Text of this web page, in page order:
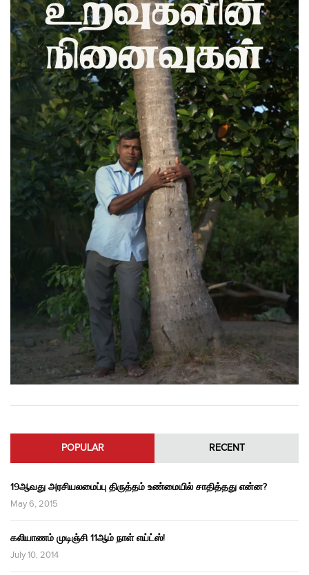
POPULAR RECENT
19ஆவது அரசியலமைப்பு திருத்தம் உண்மையில் சாதித்தது என்ன?
May 6, 2015
கலியாணம் முடிஞ்சி 11ஆம் நாள் எய்ட்ஸ்!
July 10, 2014